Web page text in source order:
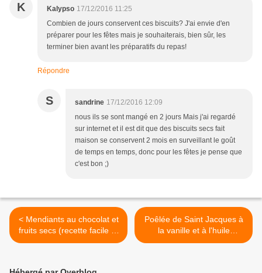
K Kalypso 17/12/2016 11:25
Combien de jours conservent ces biscuits? J'ai envie d'en
préparer pour les fêtes mais je souhaiterais, bien sûr, les
terminer bien avant les préparatifs du repas!
Répondre
S sandrine 17/12/2016 12:09
nous ils se sont mangé en 2 jours Mais j'ai regardé
sur internet et il est dit que des biscuits secs fait
maison se conservent 2 mois en surveillant le goût
de temps en temps, donc pour les fêtes je pense que
c'est bon ;)
< Mendiants au chocolat et
fruits secs (recette facile et
inratable)
Poêlée de Saint Jacques à
la vanille et à l'huile
aromatisée à la truffe >